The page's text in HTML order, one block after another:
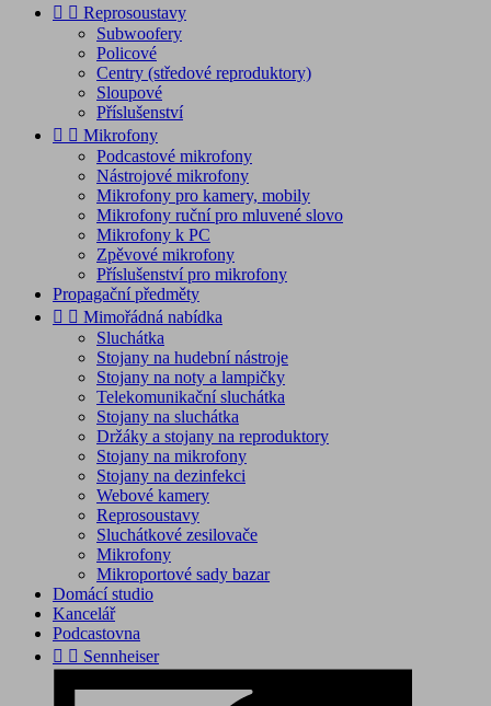
  Reprosoustavy
Subwoofery
Policové
Centry (středové reproduktory)
Sloupové
Příslušenství
  Mikrofony
Podcastové mikrofony
Nástrojové mikrofony
Mikrofony pro kamery, mobily
Mikrofony ruční pro mluvené slovo
Mikrofony k PC
Zpěvové mikrofony
Příslušenství pro mikrofony
Propagační předměty
  Mimořádná nabídka
Sluchátka
Stojany na hudební nástroje
Stojany na noty a lampičky
Telekomunikační sluchátka
Stojany na sluchátka
Držáky a stojany na reproduktory
Stojany na mikrofony
Stojany na dezinfekci
Webové kamery
Reprosoustavy
Sluchátkové zesilovače
Mikrofony
Mikroportové sady bazar
Domácí studio
Kancelář
Podcastovna
  Sennheiser